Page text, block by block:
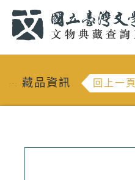
::: 藏品資訊 回上一頁